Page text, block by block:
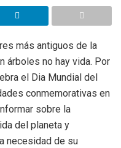
más antiguos de la
árboles no hay vida. Por
el Dia Mundial del
conmemorativas en
sobre la
del planeta y
necesidad de su